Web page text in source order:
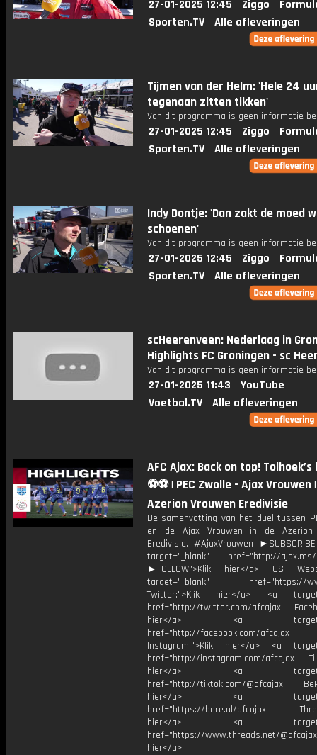
27-01-2025 12:45 Ziggo
Sporten.TV
Alle afleveringen
Tijmen van der Helm: 'Hele 24
tegenaan zitten tikken'
Van dit programma is geen informatie
27-01-2025 12:45 Ziggo
Sporten.TV
Alle afleveringen
Indy Dontje: 'Dan zakt de moed
schoenen'
Van dit programma is geen informatie
27-01-2025 12:45 Ziggo
Sporten.TV
Alle afleveringen
scHeerenveen: Nederlaag in
Highlights FC Groningen - sc
Van dit programma is geen informatie
27-01-2025 11:43
YouTube
Voetbal.TV
Alle afleveringen
AFC Ajax: Back on top!
⚽⚽ | PEC Zwolle - Ajax Vrouwen |
Azerion Vrouwen Eredivisie
De samenvatting van het duel tussen
en de Ajax Vrouwen in de Azerion
Eredivisie. #AjaxVrouwen
target="_blank" href="http://ajax.ms/
►FOLLOW">Klik hier</a> US
target="_blank" href="https://
Twitter:">Klik hier</a> <a
href="http://twitter.com/afcajax
hier</a> <a
href="http://facebook.com/afcajax
Instagram:">Klik hier</a> <a
href="http://instagram.com/afcajax
hier</a> <a
href="http://tiktok.com/@afcajax
hier</a> <a
href="https://bere.al/afcajax
hier</a> <a
href="https://www.threads.net/
hier</a>